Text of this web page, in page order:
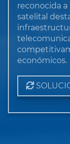
reconocida
satelital
económicos.